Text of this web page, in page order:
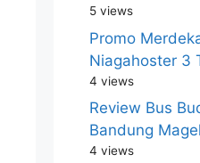
5 views
Promo
Niagahoster 3
4 views
Review Bus
Bandung
4 views